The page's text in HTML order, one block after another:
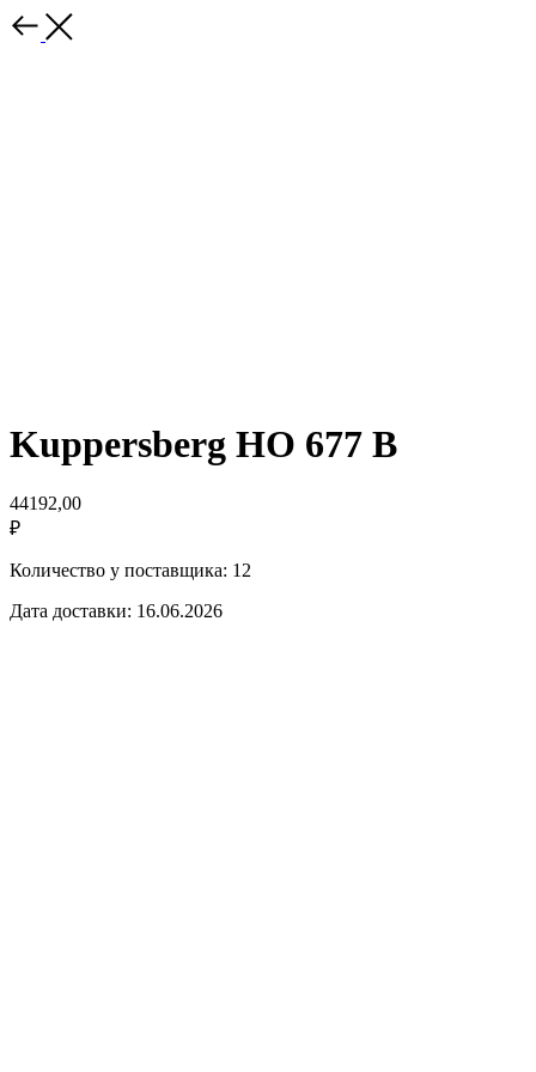
Kuppersberg HO 677 B
44192,00
₽
Количество у поставщика: 12
Дата доставки: 16.06.2026